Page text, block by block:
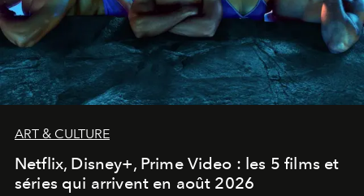
ART & CULTURE
Netflix, Disney+, Prime Video : les 5 films et
séries qui arrivent en août 2026